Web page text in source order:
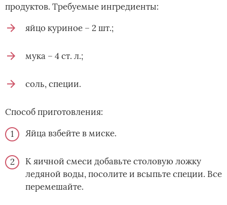
продуктов. Требуемые ингредиенты:
яйцо куриное – 2 шт.;
мука – 4 ст. л.;
соль, специи.
Способ приготовления:
Яйца взбейте в миске.
К яичной смеси добавьте столовую ложку
ледяной воды, посолите и всыпьте специи. Все
перемешайте.